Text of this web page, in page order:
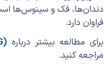
دندان‌ها، فک و سینوس‌ها
فراوان دارد.
برای مطالعه بیشتر درباره
مراجعه کنید.